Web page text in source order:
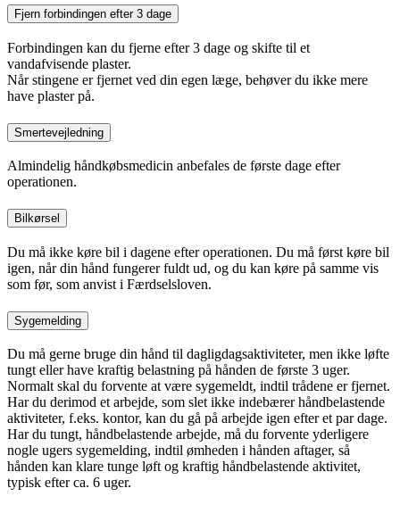
Fjern forbindingen efter 3 dage
Forbindingen kan du fjerne efter 3 dage og skifte til et
vandafvisende plaster.
Når stingene er fjernet ved din egen læge, behøver du ikke mere
have plaster på.
Smertevejledning
Almindelig håndkøbsmedicin anbefales de første dage efter
operationen.
Bilkørsel
Du må ikke køre bil i dagene efter operationen. Du må først køre bil
igen, når din hånd fungerer fuldt ud, og du kan køre på samme vis
som før, som anvist i Færdselsloven.
Sygemelding
Du må gerne bruge din hånd til dagligdagsaktiviteter, men ikke løfte
tungt eller have kraftig belastning på hånden de første 3 uger.
Normalt skal du forvente at være sygemeldt, indtil trådene er fjernet.
Har du derimod et arbejde, som slet ikke indebærer håndbelastende
aktiviteter, f.eks. kontor, kan du gå på arbejde igen efter et par dage.
Har du tungt, håndbelastende arbejde, må du forvente yderligere
nogle ugers sygemelding, indtil ømheden i hånden aftager, så
hånden kan klare tunge løft og kraftig håndbelastende aktivitet,
typisk efter ca. 6 uger.